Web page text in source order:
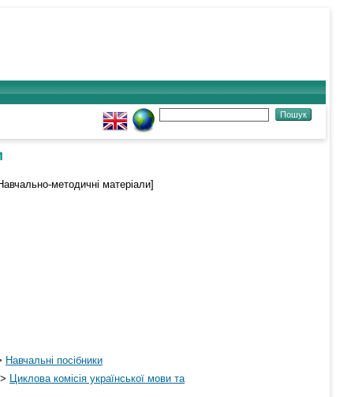
методичні матеріали]
Навчальні посібники
>
Циклова комісія української мови та